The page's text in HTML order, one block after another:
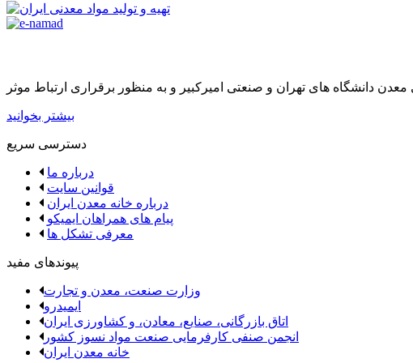
بیشتر بخوانید
دسترسی سریع
درباره ما
قوانین سایت
درباره خانه معدن ایران
پیام های همراهان ایمیکو
معرفی تشکل ها
پیوندهای مفید
وزارت صنعت، معدن و تجارت
ایمیدرو
اتاق بازرگانی، صنایع، معادن، و کشاورزی ایران
انجمن صنفی کارفرمایی صنعت مواد نسوز کشور
خانه معدن ایران